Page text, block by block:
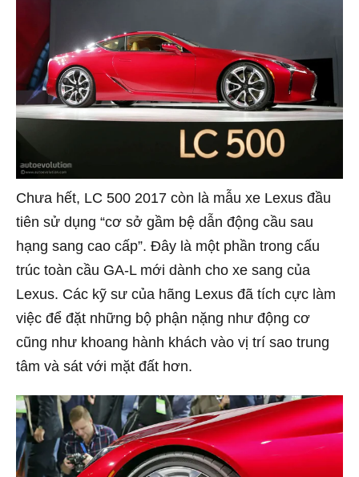
Chưa hết, LC 500 2017 còn là mẫu xe Lexus đầu
tiên sử dụng “cơ sở gầm bệ dẫn động cầu sau
hạng sang cao cấp”. Đây là một phần trong cấu
trúc toàn cầu GA-L mới dành cho xe sang của
Lexus. Các kỹ sư của hãng Lexus đã tích cực làm
việc để đặt những bộ phận nặng như động cơ
cũng như khoang hành khách vào vị trí sao trung
tâm và sát với mặt đất hơn.